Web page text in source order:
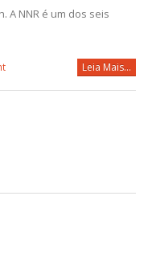
A NNR é um dos seis
Leia Mais...